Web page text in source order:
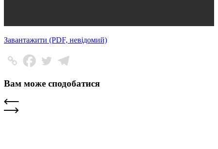
Завантажити (PDF, невідомий)
Вам може сподобатися